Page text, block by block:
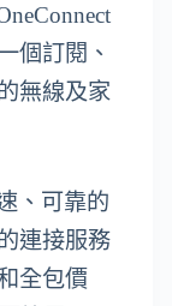
個訂閱、
無線及家
、可靠的
連接服務
全包價